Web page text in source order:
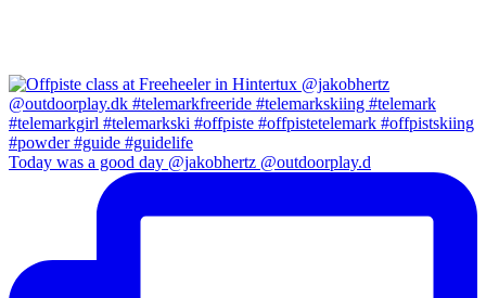
Today was a good day @jakobhertz @outdoorplay.d